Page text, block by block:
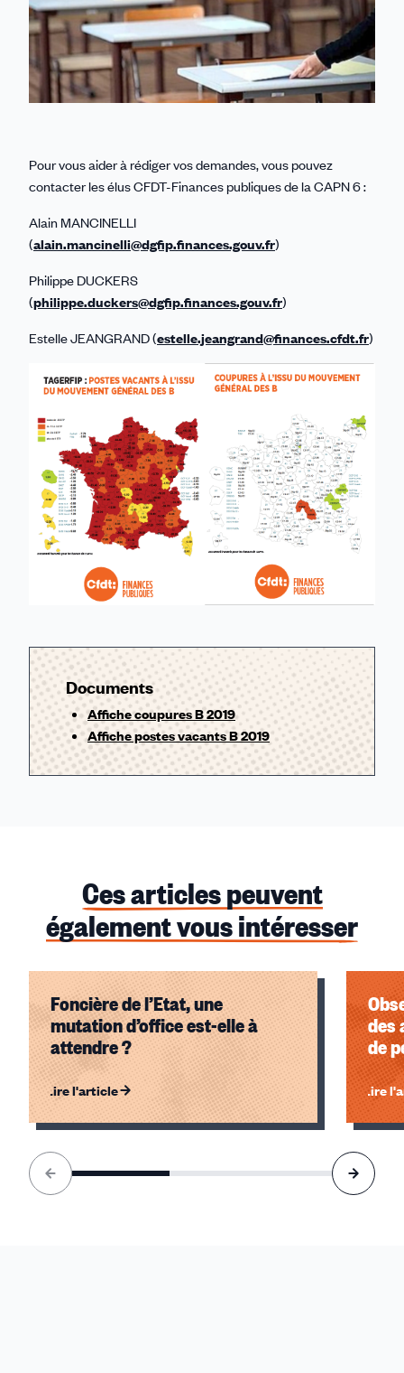
Linkedin
Facebook
Threads
Bluesky
email
Pour vous aider à rédiger vos demandes, vous pouvez
contacter les élus CFDT-Finances publiques de la CAPN 6 :
Alain MANCINELLI
(alain.mancinelli@dgfip.finances.gouv.fr)
Philippe DUCKERS
(philippe.duckers@dgfip.finances.gouv.fr)
Estelle JEANGRAND (estelle.jeangrand@finances.cfdt.fr)
Documents
Affiche coupures B 2019
Affiche postes vacants B 2019
Ces articles peuvent
également vous intéresser
Foncière de l’Etat, une
mutation d’office est-elle à
attendre ?
Lire l'article
des
de
Lire